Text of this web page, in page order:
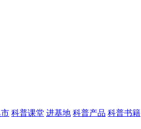
科普课堂 进基地 科普产品 科普书籍